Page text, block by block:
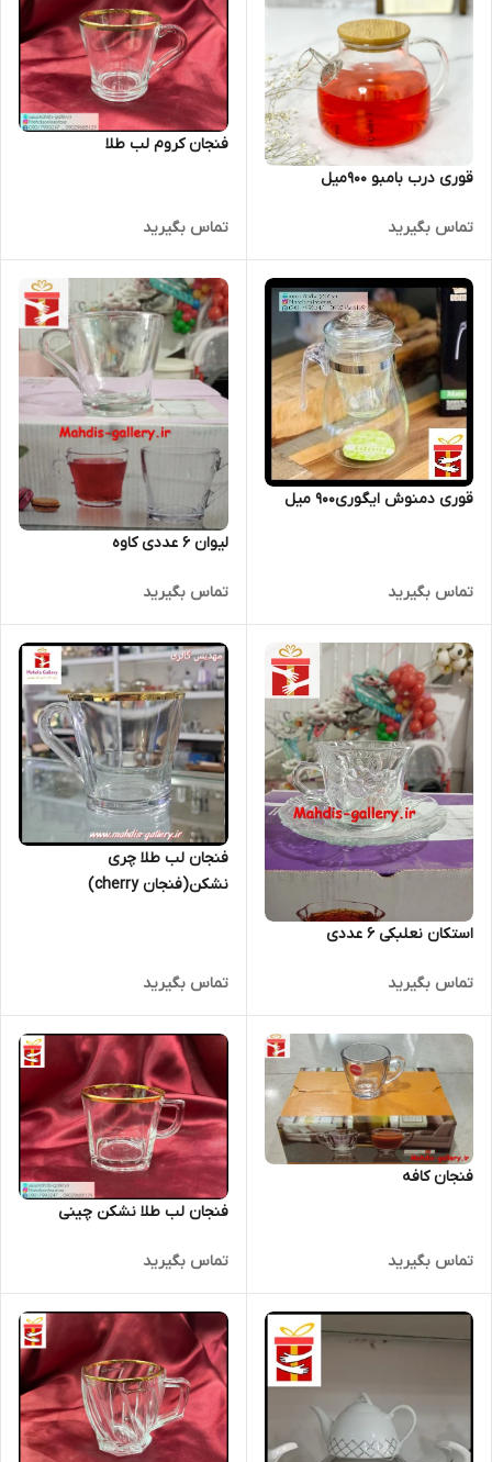
قوری درب بامبو 900میل
تماس بگیرید
فنجان کروم لب طلا
تماس بگیرید
قوری دمنوش ایگوری900 میل
تماس بگیرید
لیوان 6 عددی کاوه
تماس بگیرید
استکان نعلبکی 6 عددی
تماس بگیرید
فنجان لب طلا چری
نشکن(فنجان cherry)
تماس بگیرید
فنجان کافه
تماس بگیرید
فنجان لب طلا نشکن چینی
تماس بگیرید